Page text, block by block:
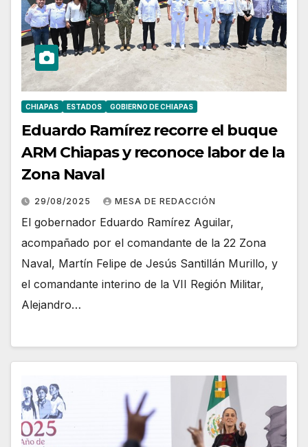
CHIAPAS ESTADOS GOBIERNO DE CHIAPAS
Eduardo Ramírez recorre el buque
ARM Chiapas y reconoce labor de la
Zona Naval
29/08/2025 MESA DE REDACCIÓN
El gobernador Eduardo Ramírez Aguilar,
acompañado por el comandante de la 22 Zona
Naval, Martín Felipe de Jesús Santillán Murillo, y
el comandante interino de la VII Región Militar,
Alejandro…